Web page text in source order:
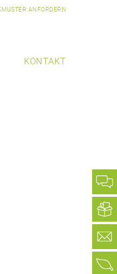
ANFORDERN
KONTAKT